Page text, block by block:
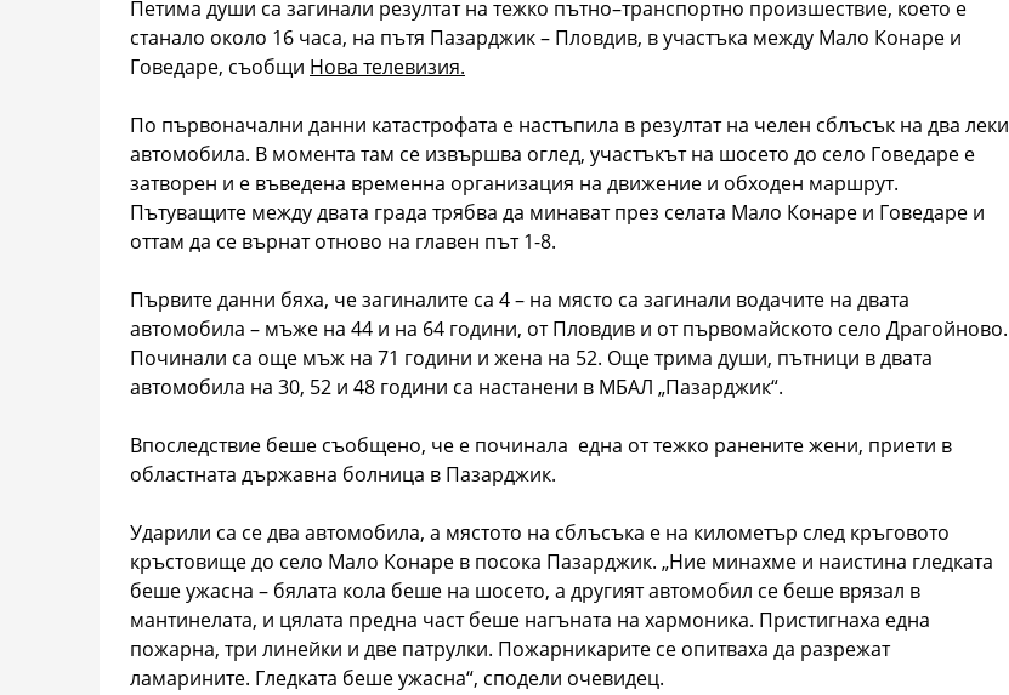
Петима души са загинали резултат на тежко пътно–транспортно произшествие, което е
станало около 16 часа, на пътя Пазарджик – Пловдив, в участъка между Мало Конаре и
Говедаре, съобщи Нова телевизия.
По първоначални данни катастрофата е настъпила в резултат на челен сблъсък на два леки
автомобила. В момента там се извършва оглед, участъкът на шосето до село Говедаре е
затворен и е въведена временна организация на движение и обходен маршрут.
Пътуващите между двата града трябва да минават през селата Мало Конаре и Говедаре и
оттам да се върнат отново на главен път 1-8.
Първите данни бяха, че загиналите са 4 – на място са загинали водачите на двата
автомобила – мъже на 44 и на 64 години, от Пловдив и от първомайското село Драгойново.
Починали са още мъж на 71 години и жена на 52. Още трима души, пътници в двата
автомобила на 30, 52 и 48 години са настанени в МБАЛ „Пазарджик“.
Впоследствие беше съобщено, че е починала една от тежко ранените жени, приети в
областната държавна болница в Пазарджик.
Ударили са се два автомобила, а мястото на сблъсъка е на километър след кръговото
кръстовище до село Мало Конаре в посока Пазарджик. „Ние минахме и наистина гледката
беше ужасна – бялата кола беше на шосето, а другият автомобил се беше врязал в
мантинелата, и цялата предна част беше нагъната на хармоника. Пристигнаха една
пожарна, три линейки и две патрулки. Пожарникарите се опитваха да разрежат
ламарините. Гледката беше ужасна“, сподели очевидец.